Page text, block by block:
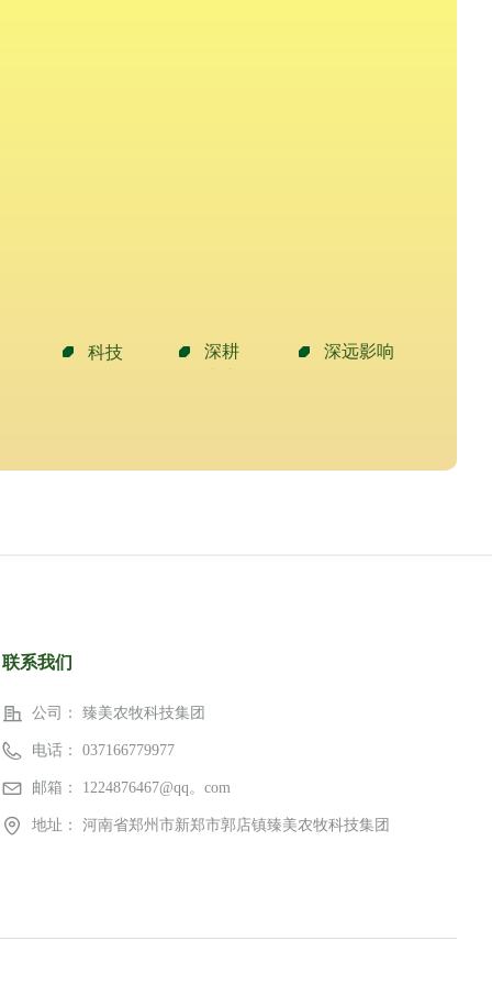
科技
深耕
深远影响
联系我们
公司： 臻美农牧科技集团
电话： 037166779977
邮箱： 1224876467@qq。com
地址： 河南省郑州市新郑市郭店镇臻美农牧科技集团